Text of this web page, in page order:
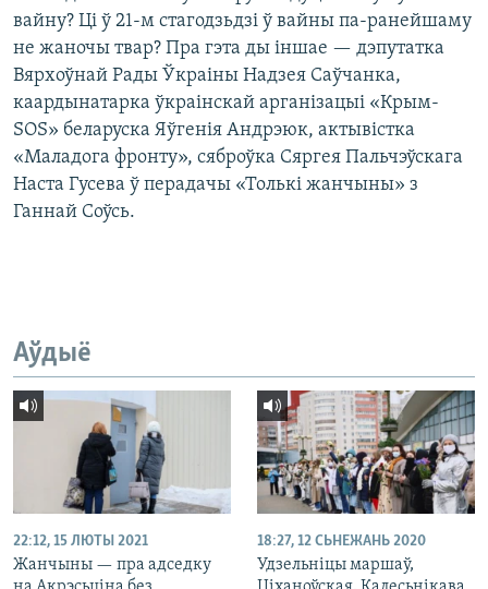
вайну? Ці ў 21-м стагодзьдзі ў вайны па-ранейшаму
не жаночы твар? Пра гэта ды іншае — дэпутатка
Вярхоўнай Рады Ўкраіны Надзея Саўчанка,
каардынатарка ўкраінскай арганізацыі «Крым-
SOS» беларуска Яўгенія Андрэюк, актывістка
«Маладога фронту», сяброўка Сяргея Пальчэўскага
Наста Гусева ў перадачы «Толькі жанчыны» з
Ганнай Соўсь.
Аўдыё
22:12, 15 ЛЮТЫ 2021
Жанчыны — пра адседку
18:27, 12 СЬНЕЖАНЬ 2020
Удзельніцы маршаў,